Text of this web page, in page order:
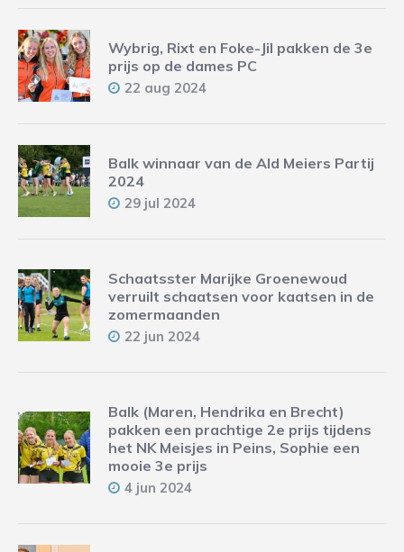
Wybrig, Rixt en Foke-Jil pakken de 3e
prijs op de dames PC
22 aug 2024
Balk winnaar van de Ald Meiers Partij
2024
29 jul 2024
Schaatsster Marijke Groenewoud
verruilt schaatsen voor kaatsen in de
zomermaanden
22 jun 2024
Balk (Maren, Hendrika en Brecht)
pakken een prachtige 2e prijs tijdens
het NK Meisjes in Peins, Sophie een
mooie 3e prijs
4 jun 2024